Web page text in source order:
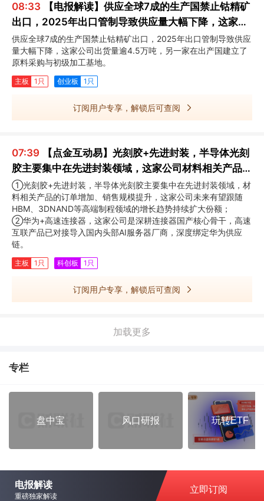
08:33
【电报解读】供应全球7成的生产国禁止钴精矿
出口，2025年出口管制导致供应量大幅下降，这家公
司出货量逾4.5万吨
供应全球7成的生产国禁止钴精矿出口，2025年出口管制导致供应
量大幅下降，这家公司出货量逾4.5万吨，另一家在出产国建立了
原料采购与初级加工基地。
主板 1只 创业板 1只
订阅用户专享，解锁后可查阅
07:39
【点金互动易】光刻胶+先进封装，半导体光刻
胶主要集中在先进封装领域，这家公司材料相关产品的
订单增加、销售规模提升
①光刻胶+先进封装，半导体光刻胶主要集中在先进封装领域，材
料相关产品的订单增加、销售规模提升，这家公司未来有望跟随
HBM、3DNAND等高端制程领域的增长趋势持续扩大份额；
②华为+高速连接器，这家公司是深耕连接器国产核心骨干，高速
互联产品已对接导入国内头部AI服务器厂商，深度绑定华为供应
链。
主板 1只 科创板 1只
订阅用户专享，解锁后可查阅
加载更多
专栏
盘中宝 风口研报 玩转ETF
电报解读
重磅独家解读
立即订阅